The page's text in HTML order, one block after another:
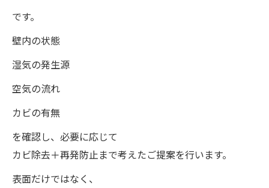
です。
壁内の状態
湿気の発生源
空気の流れ
カビの有無
を確認し、必要に応じて
カビ除去＋再発防止まで考えたご提案を行います。
表面だけではなく、